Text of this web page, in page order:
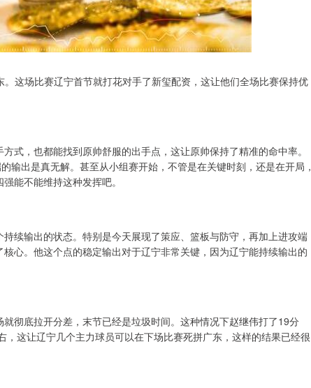
这场比赛辽宁首节就打花对手了新玺配资，这让他们全场比赛保持优
式，也都能找到原帅舒服的出手点，这让原帅保持了精准的命中率。
输出是真无解。甚至从小组赛开始，不管是在关键时刻，还是在开局，
能不能维持这种发挥吧。
续输出的状态。特别是今天展现了策应、篮板与防守，再加上进攻端
心。他这个点的稳定输出对于辽宁非常关键，因为辽宁能持续输出的
彻底拉开分差，末节已经是垃圾时间。这种情况下赵继伟打了19分
这让辽宁几个主力球员可以在下场比赛死拼广东，这样的结果已经很
1.42% 沪深300 4694.44 43.13